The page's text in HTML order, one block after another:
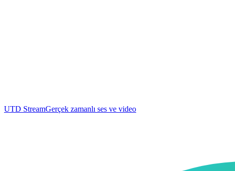
UTD StreamGerçek zamanlı ses ve video